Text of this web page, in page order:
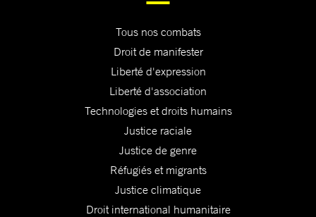
Tous nos combats
Droit de manifester
Liberté d'expression
Liberté d'association
Technologies et droits humains
Justice raciale
Justice de genre
Réfugiés et migrants
Justice climatique
Droit international humanitaire